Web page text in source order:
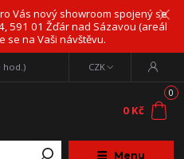
Vás nový showroom spojený se
591 01 Žďár nad Sázavou (areál
se na Vaši návštěvu.
Menu
CZK
hod.)
0
0 Kč